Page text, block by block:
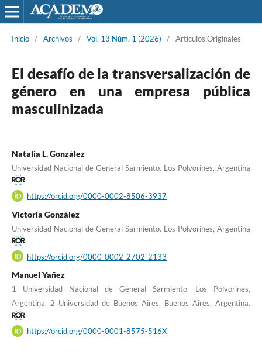
Inicio / Archivos / Vol. 13 Núm. 1 (2026) / Artículos Originales
El desafío de la transversalización de
género en una empresa pública
masculinizada
Natalia L. González
Universidad Nacional de General Sarmiento. Los Polvorines, Argentina
https://orcid.org/0000-0002-8506-3937
Victoria González
Universidad Nacional de General Sarmiento. Los Polvorines, Argentina
https://orcid.org/0000-0002-2702-2133
Manuel Yañez
1 Universidad Nacional de General Sarmiento. Los Polvorines,
Argentina. 2 Universidad de Buenos Aires. Buenos Aires, Argentina.
https://orcid.org/0000-0001-8575-516X